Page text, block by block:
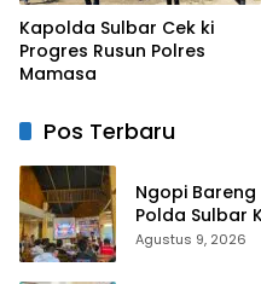
Kapolda Sulbar Cek ki
Progres Rusun Polres
Mamasa
Pos Terbaru
Ngopi
Polda Sulbar
Putih dan
Agustus 9, 2026